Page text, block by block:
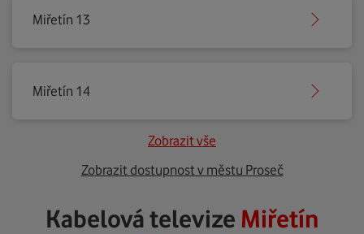
Miřetín 13
Miřetín 14
Zobrazit vše
Zobrazit dostupnost v městu Proseč
Kabelová televize Miřetín